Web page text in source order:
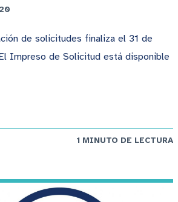
de solicitudes finaliza el 31 de
Impreso de Solicitud está disponible
1 MINUTO DE LECTURA